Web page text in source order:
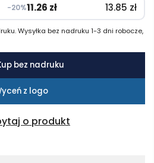
o produkt
−20%11.26 zł 13.85 zł
Wysyłka bez nadruku 1-3 dni robocze,
bez nadruku
z logo